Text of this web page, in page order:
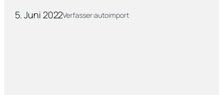
5. Juni 2022Verfasser:autoimport